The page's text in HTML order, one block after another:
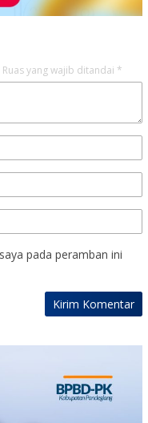
Ruas yang wajib ditandai *
pada peramban ini